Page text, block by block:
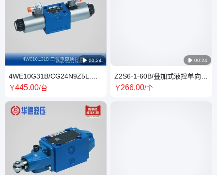
 00:24
4WE10G31B/CG24N9Z5L.电
磁换向阀 原装正品 HUADE华
￥445.00/台
 00:24
Z2S6-1-60B/叠加式液控单向阀
直动式单 向阀方向阀 HUADE
￥266.00/个